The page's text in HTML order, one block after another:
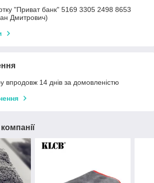
"Приват банк" 5169 3305 2498 8653
Дмитрович)
впродовж 14 днів за домовленістю